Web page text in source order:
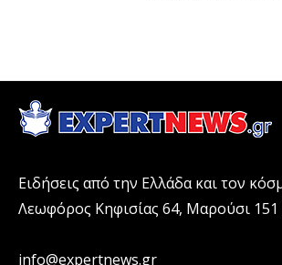
Ειδήσεις από την Ελλάδα και τον
Λεωφόρος Κηφισίας 64, Μαρούσι 151
info@expertnews.gr